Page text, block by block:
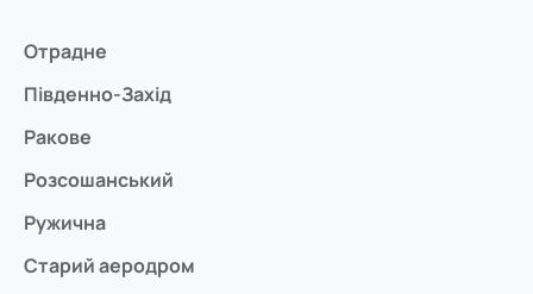
Отрадне
Південно-Захід
Ракове
Розсошанський
Ружична
Старий аеродром